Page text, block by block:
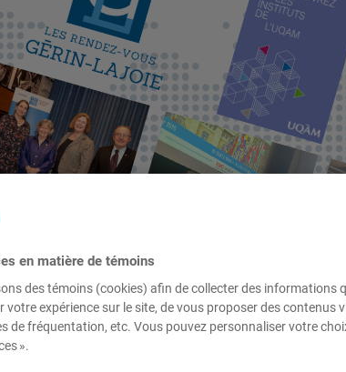
général de l’ONU : un
Canada a son mot à
en matière de témoins
des témoins (cookies) afin de collecter des informations
votre expérience sur le site, de vous proposer des contenus
de fréquentation, etc. Vous pouvez personnaliser votre
».